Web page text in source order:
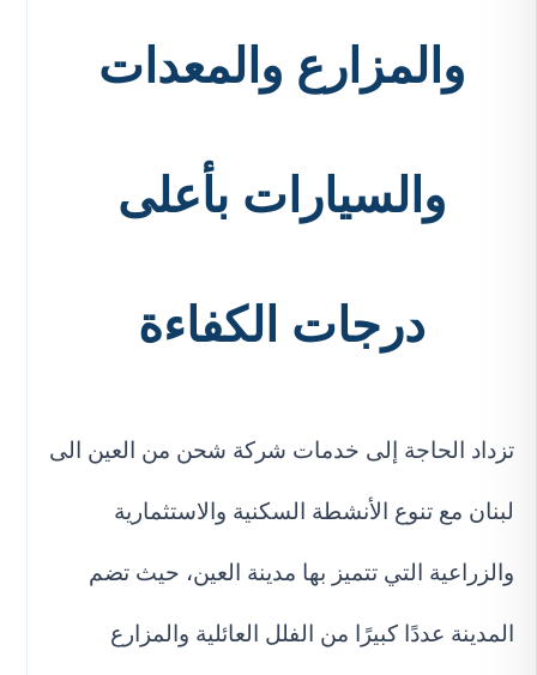
والمزارع والمعدات
والسيارات بأعلى
درجات الكفاءة
تزداد الحاجة إلى خدمات شركة شحن من العين الى
لبنان مع تنوع الأنشطة السكنية والاستثمارية
والزراعية التي تتميز بها مدينة العين، حيث تضم
المدينة عددًا كبيرًا من الفلل العائلية والمزارع